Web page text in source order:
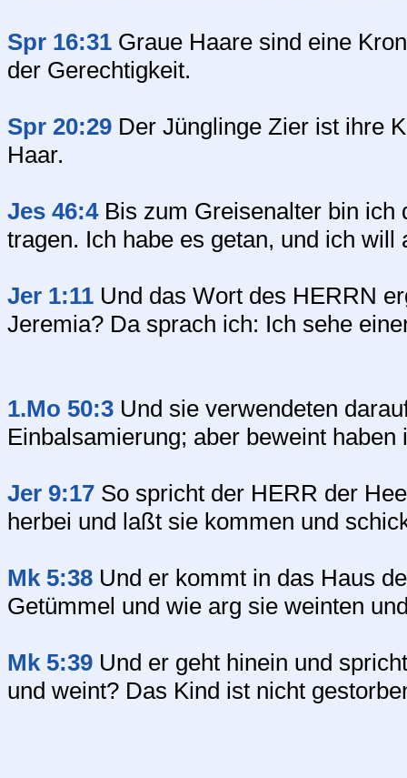
Spr 16:31 Graue Haare sind eine
der Gerechtigkeit.
Spr 20:29 Der Jünglinge Zier ist ihre
Haar.
Jes 46:4Bis zum Greisenalter bin ich
tragen. Ich habe es getan, und ich
Jer 1:11 Und das Wort des HERRN
Jeremia? Da sprach ich: Ich sehe
1.Mo 50:3 Und sie verwendeten
Einbalsamierung; aber beweint
Jer 9:17 So spricht der HERR der
herbei und laßt sie kommen und
Mk 5:38 Und er kommt in das Haus
Getümmel und wie arg sie weinten
Mk 5:39 Und er geht hinein und
und weint? Das Kind ist nicht